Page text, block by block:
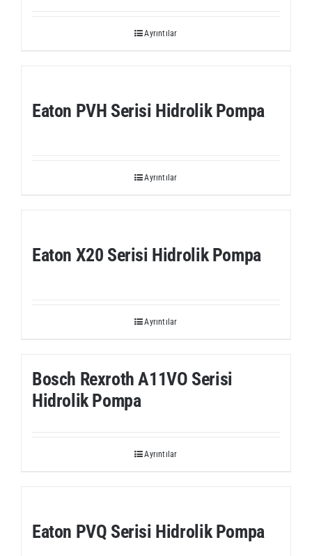
Ayrıntılar
Eaton PVH Serisi Hidrolik Pompa
Ayrıntılar
Eaton X20 Serisi Hidrolik Pompa
Ayrıntılar
Bosch Rexroth A11VO Serisi
Hidrolik Pompa
Ayrıntılar
Eaton PVQ Serisi Hidrolik Pompa